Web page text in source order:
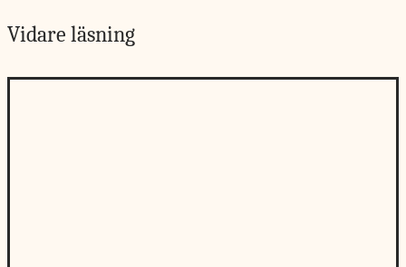
Vidare läsning